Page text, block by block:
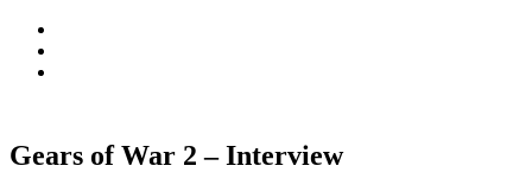
Gears of War 2 – Interview